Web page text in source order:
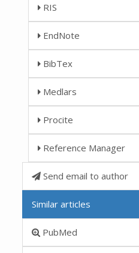
RIS
EndNote
BibTex
Medlars
Procite
Reference Manager
Send email to author
Similar articles
PubMed